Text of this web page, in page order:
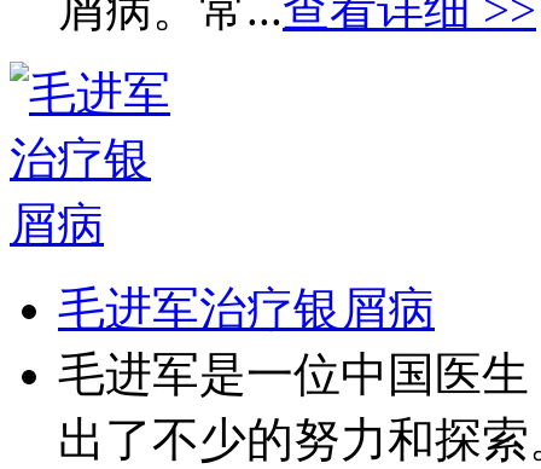
毛进军治疗银屑病
毛进军是一位中国医
出了不少的努力和探